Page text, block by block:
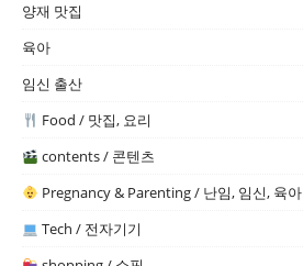
양재 맛집
육아
임신 출산
Food / 맛집, 요리
contents / 콘텐츠
Pregnancy & Parenting / 난임, 임신, 육아
Tech / 전자기기